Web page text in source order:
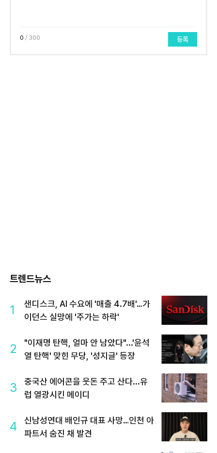
0 / 300 등록
트렌드뉴스
1
샌디스크, AI 수요에 '매출 4.7배'…가
이던스 실망에 '주가는 하락'
2
"이재명 탄핵, 얼마 안 남았다"...'윤석
열 탄핵' 맞힌 무당, '성지글' 등장
3
중국산 에어콘을 웃돈 주고 산다...유
럽 열광시킨 메이디
4
신남성연대 배인규 대표 사망…인천 아
파트서 숨진 채 발견